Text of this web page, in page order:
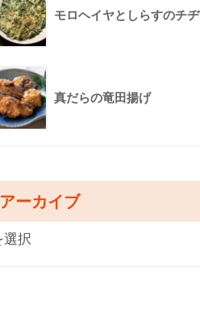
モロヘイヤとしらすのチヂ
真だらの竜田揚げ
アーカイブ